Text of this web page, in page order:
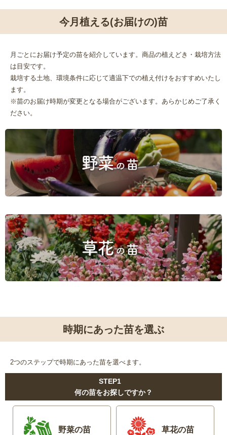
今月植える(お届けの)苗
月ごとにお届け予定の苗を紹介しています。商品の植えどき・栽培方法
は目安です。
栽培する土地、環境条件に応じて適温下での植え付けをおすすめいたし
ます。
※苗のお届け時期が変更となる場合がございます。あらかじめご了承く
ださい。
時期にあった苗を選ぶ
2つのステップで時期にあった苗を選べます。
STEP1
何の苗をお探しですか？
野菜の苗 草花の苗